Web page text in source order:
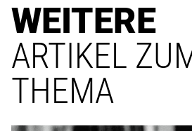
WEITERE
ARTIKEL
THEMA